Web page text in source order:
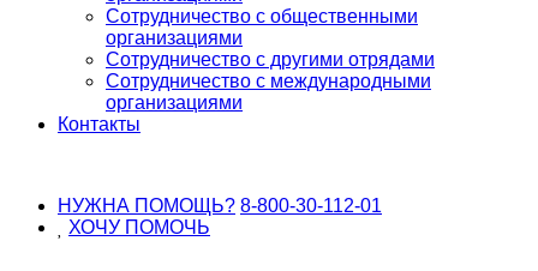
Сотрудничество с общественными
организациями
Сотрудничество с другими отрядами
Сотрудничество с международными
организациями
Контакты
НУЖНА ПОМОЩЬ? 8-800-30-112-01
ХОЧУ ПОМОЧЬ